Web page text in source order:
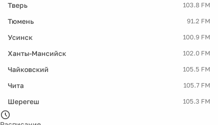
Тверь 103.8 FM
Тюмень 91.2 FM
Усинск 100.9 FM
Ханты-Мансийск 102.0 FM
Чайковский 105.5 FM
Чита 105.7 FM
Шерегеш 105.3 FM